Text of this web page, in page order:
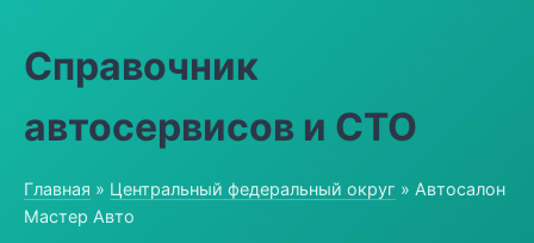
Справочник
автосервисов и СТО
Главная » Центральный федеральный округ » Автосалон
Мастер Авто